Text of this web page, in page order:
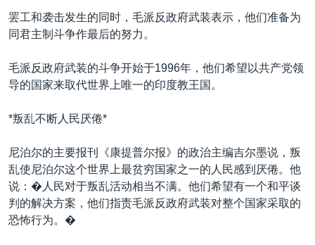
美国之音专访
台海两岸关系
关注西藏
关注新疆
GEN Z 看美国
其他语言网站
罢工和袭击发生的同时，毛派反政府武装表示，他们准备为
同君主制斗争作最后的努力。
毛派反政府武装的斗争开始于1996年，他们希望以共产党领
导的国家来取代世界上唯一的印度教王国。
*叛乱不断人民厌倦*
尼泊尔的主要报刊《康提普尔报》的政治主编吉尔墨说，叛
乱使尼泊尔这个世界上最贫穷国家之一的人民感到厌倦。他
说：�人民对于叛乱活动相当不满。他们希望有一个和平谈
判的解决方案，他们指责毛派反政府武装对整个国家采取的
恐怖行为。�